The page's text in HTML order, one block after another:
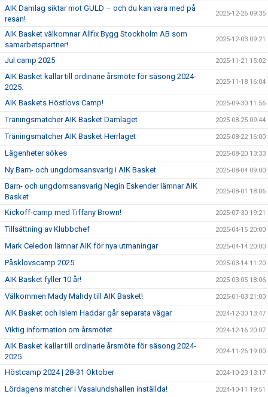
AIK Damlag siktar mot GULD – och du kan vara med på
resan!
2025-12-26 09:35
AIK Basket välkomnar Allfix Bygg Stockholm AB som
samarbetspartner!
2025-12-03 09:21
Jul camp 2025 2025-11-21 15:02
AIK Basket kallar till ordinarie årsmöte för säsong 2024-
2025.
2025-11-18 16:04
AIK Baskets Höstlovs Camp! 2025-09-30 11:56
Träningsmatcher AIK Basket Damlaget 2025-08-25 09:44
Träningsmatcher AIK Basket Herrlaget 2025-08-22 16:00
Lägenheter sökes 2025-08-20 13:33
Ny Barn- och ungdomsansvarig i AIK Basket 2025-08-04 09:00
Barn- och ungdomsansvarig Negin Eskender lämnar AIK
Basket
2025-08-01 18:06
Kickoff-camp med Tiffany Brown! 2025-07-30 19:21
Tillsättning av Klubbchef 2025-04-15 20:00
Mark Celedon lämnar AIK för nya utmaningar 2025-04-14 20:00
Påsklovscamp 2025 2025-03-14 11:20
AIK Basket fyller 10 år! 2025-03-05 18:06
Välkommen Mady Mahdy till AIK Basket! 2025-01-03 21:00
AIK Basket och Islem Haddar går separata vägar 2024-12-30 13:47
Viktig information om årsmötet 2024-12-16 20:07
AIK Basket kallar till ordinarie årsmöte för säsong 2024-
2025
2024-11-26 19:00
Höstcamp 2024 | 28-31 Oktober 2024-10-23 13:17
Lördagens matcher i Vasalundshallen inställda! 2024-10-11 19:51